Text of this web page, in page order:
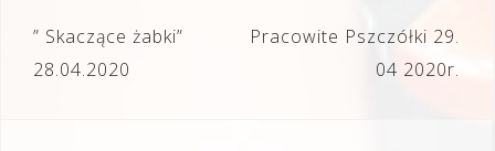
Nawigacja
wpisu
” Skaczące żabki”
28.04.2020
Pracowite Pszczółki 29.
04 2020r.